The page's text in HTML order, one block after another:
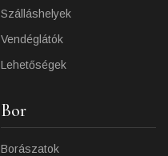
Szálláshelyek
Vendéglátók
Lehetőségek
Bor
Borászatok